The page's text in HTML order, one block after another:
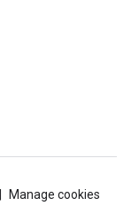
Manage cookies